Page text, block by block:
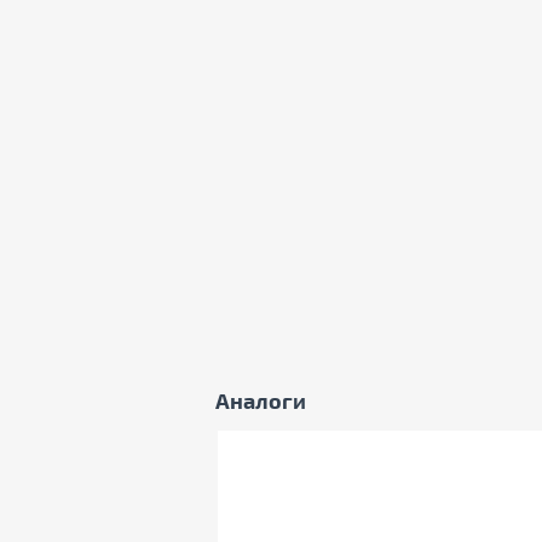
Аналоги